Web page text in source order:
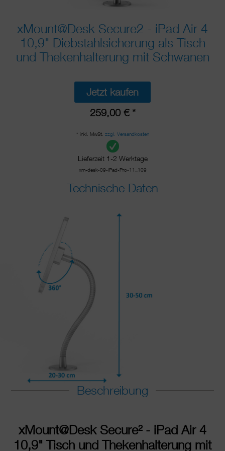
xMount@Desk Secure2 - iPad Air 4
10,9" Diebstahlsicherung als Tisch
und Thekenhalterung mit Schwanen
Jetzt kaufen
259,00 € *
* inkl. MwSt. zzgl. Versandkosten
Lieferzeit 1-2 Werktage
xm-desk-09-iPad-Pro-11_109
Technische Daten
Beschreibung
xMount@Desk Secure²- iPad Air 4
10,9" Tisch und Thekenhalterung mit